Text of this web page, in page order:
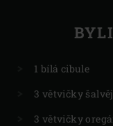
1 bílá cibule
3 větvičky
3 větvičky